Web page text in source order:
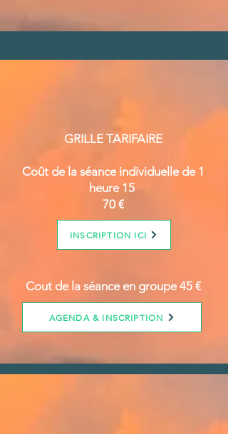
GRILLE TARIFAIRE
Coût de la séance individuelle de 1
heure 15
70 €
Cout de la séance en groupe 45 €
INSCRIPTION ICI
AGENDA & INSCRIPTION